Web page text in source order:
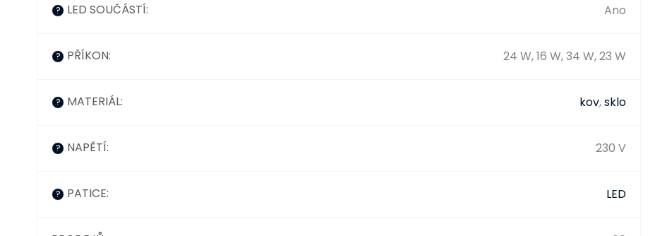
? LED SOUČÁSTÍ: Ano
? PŘÍKON: 24 W, 16 W, 34 W, 23 W
? MATERIÁL: kov,sklo
? NAPĚTÍ: 230 V
? PATICE: LED